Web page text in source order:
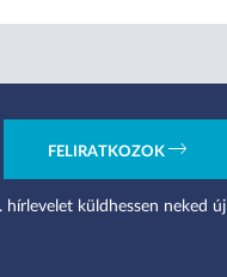
FELIRATKOZOK
hírlevelet küldhessen neked új